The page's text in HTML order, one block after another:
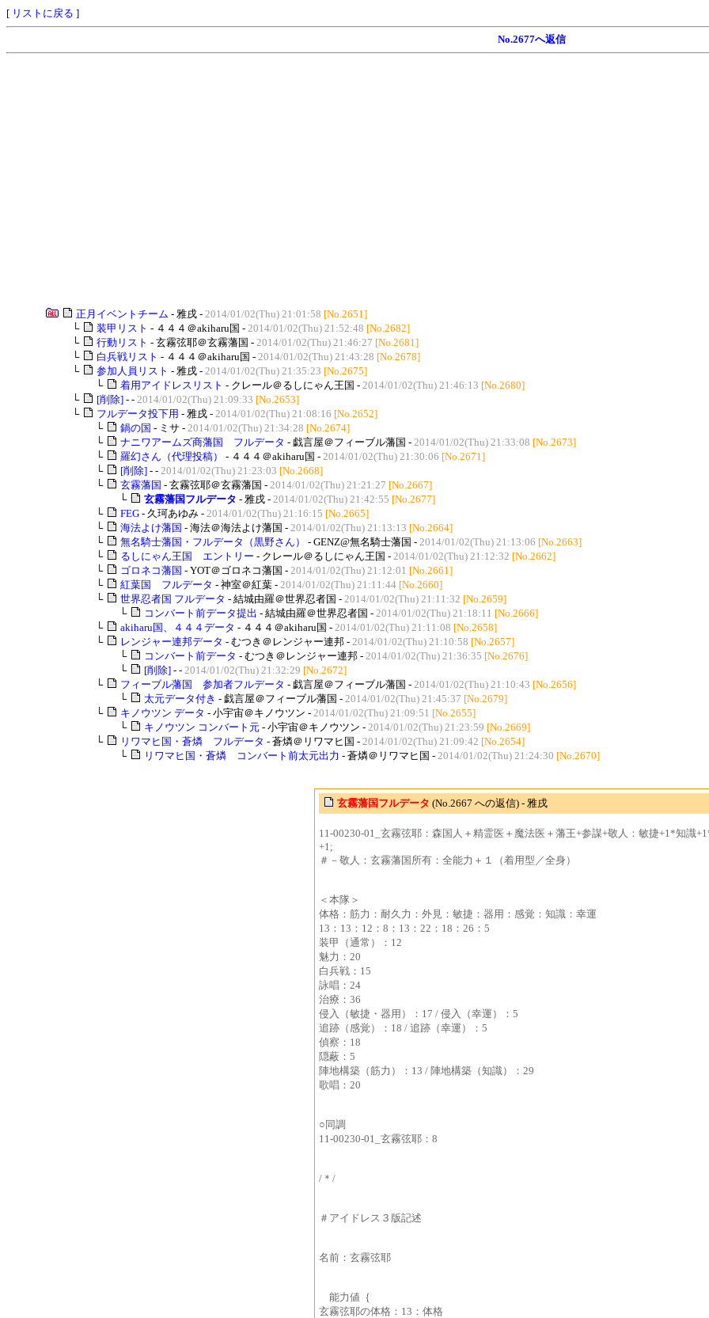
[ リストに戻る ]
No.2677へ返信
正月イベントチーム - 雅戌 - 2014/01/02(Thu) 21:01:58 [No.2651]
└
装甲リスト - ４４４＠akiharu国 - 2014/01/02(Thu) 21:52:48 [No.2682]
└
行動リスト - 玄霧弦耶＠玄霧藩国 - 2014/01/02(Thu) 21:46:27 [No.2681]
└
白兵戦リスト - ４４４＠akiharu国 - 2014/01/02(Thu) 21:43:28 [No.2678]
└
参加人員リスト - 雅戌 - 2014/01/02(Thu) 21:35:23 [No.2675]
└
着用アイドレスリスト - クレール＠るしにゃん王国 - 2014/01/02(Thu) 21:46:13 [No.2680]
└
[削除] - - 2014/01/02(Thu) 21:09:33 [No.2653]
└
フルデータ投下用 - 雅戌 - 2014/01/02(Thu) 21:08:16 [No.2652]
└
鍋の国 - ミサ - 2014/01/02(Thu) 21:34:28 [No.2674]
└
ナニワアームズ商藩国 フルデータ - 戯言屋＠フィーブル藩国 - 2014/01/02(Thu) 21:33:08 [No.2673]
└
羅幻さん（代理投稿） - ４４４＠akiharu国 - 2014/01/02(Thu) 21:30:06 [No.2671]
└
[削除] - - 2014/01/02(Thu) 21:23:03 [No.2668]
└
玄霧藩国 - 玄霧弦耶＠玄霧藩国 - 2014/01/02(Thu) 21:21:27 [No.2667]
└
玄霧藩国フルデータ - 雅戌 - 2014/01/02(Thu) 21:42:55 [No.2677]
└
FEG - 久珂あゆみ - 2014/01/02(Thu) 21:16:15 [No.2665]
└
海法よけ藩国 - 海法＠海法よけ藩国 - 2014/01/02(Thu) 21:13:13 [No.2664]
└
無名騎士藩国・フルデータ（黒野さん） - GENZ@無名騎士藩国 - 2014/01/02(Thu) 21:13:06 [No.2663]
└
るしにゃん王国 エントリー - クレール＠るしにゃん王国 - 2014/01/02(Thu) 21:12:32 [No.2662]
└
ゴロネコ藩国 - YOT＠ゴロネコ藩国 - 2014/01/02(Thu) 21:12:01 [No.2661]
└
紅葉国 フルデータ - 神室＠紅葉 - 2014/01/02(Thu) 21:11:44 [No.2660]
└
世界忍者国 フルデータ - 結城由羅＠世界忍者国 - 2014/01/02(Thu) 21:11:32 [No.2659]
└
コンバート前データ提出 - 結城由羅＠世界忍者国 - 2014/01/02(Thu) 21:18:11 [No.2666]
└
akiharu国、４４４データ - ４４４＠akiharu国 - 2014/01/02(Thu) 21:11:08 [No.2658]
└
レンジャー連邦データ - むつき＠レンジャー連邦 - 2014/01/02(Thu) 21:10:58 [No.2657]
└
コンバート前データ - むつき＠レンジャー連邦 - 2014/01/02(Thu) 21:36:35 [No.2676]
└
[削除] - - 2014/01/02(Thu) 21:32:29 [No.2672]
└
フィーブル藩国 参加者フルデータ - 戯言屋＠フィーブル藩国 - 2014/01/02(Thu) 21:10:43 [No.2656]
└
太元データ付き - 戯言屋＠フィーブル藩国 - 2014/01/02(Thu) 21:45:37 [No.2679]
└
キノウツン データ - 小宇宙＠キノウツン - 2014/01/02(Thu) 21:09:51 [No.2655]
└
キノウツン コンバート元 - 小宇宙＠キノウツン - 2014/01/02(Thu) 21:23:59 [No.2669]
└
リワマヒ国・蒼燐 フルデータ - 蒼燐＠リワマヒ国 - 2014/01/02(Thu) 21:09:42 [No.2654]
└
リワマヒ国・蒼燐 コンバート前太元出力 - 蒼燐＠リワマヒ国 - 2014/01/02(Thu) 21:24:30 [No.2670]
玄霧藩国フルデータ (No.2667 への返信) - 雅戌
11-00230-01_玄霧弦耶：森国人＋精霊医＋魔法医＋藩王+参謀+敬人：敏捷+1*知識
+1;
＃－敬人：玄霧藩国所有：全能力＋１（着用型／全身）
＜本隊＞
体格：筋力：耐久力：外見：敏捷：器用：感覚：知識：幸運
13：13：12：8：13：22：18：26：5
装甲（通常）：12
魅力：20
白兵戦：15
詠唱：24
治療：36
侵入（敏捷・器用）：17 / 侵入（幸運）：5
追跡（感覚）：18 / 追跡（幸運）：5
偵察：18
隠蔽：5
陣地構築（筋力）：13 / 陣地構築（知識）：29
歌唱：20
○同調
11-00230-01_玄霧弦耶：8
/＊/
＃アイドレス３版記述
名前：玄霧弦耶
能力値｛
玄霧弦耶の体格：13：体格